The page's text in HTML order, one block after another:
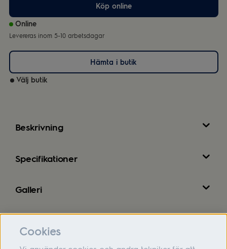
Köp online
Online
Levereras inom 5-10 arbetsdagar
Hämta i butik
Välj butik
Beskrivning
Specifikationer
Galleri
Cookies